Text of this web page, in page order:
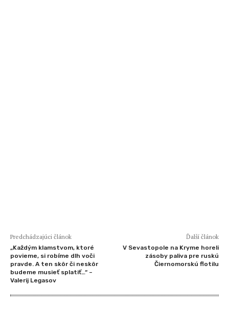
Predchádzajúci článok
„Každým klamstvom, ktoré
povieme, si robíme dlh voči
pravde. A ten skôr či neskôr
budeme musieť splatiť…“ –
Valerij Legasov
Ďalší článok
V Sevastopole na Kryme horeli
zásoby paliva pre ruskú
Čiernomorskú flotilu